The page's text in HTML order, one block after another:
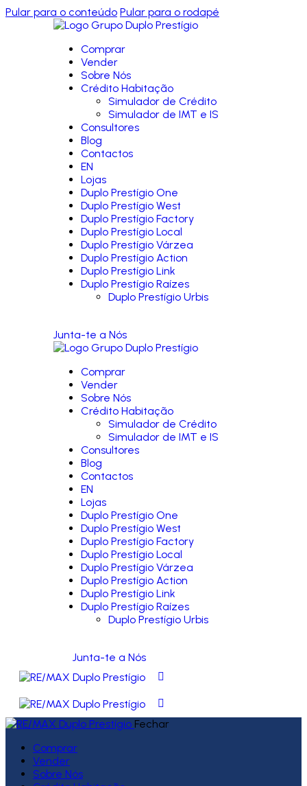
Pular para o conteúdo Pular para o rodapé
Comprar
Vender
Sobre Nós
Crédito Habitação
Simulador de Crédito
Simulador de IMT e IS
Consultores
Blog
Contactos
EN
Lojas
Duplo Prestígio One
Duplo Prestígio West
Duplo Prestígio Factory
Duplo Prestígio Local
Duplo Prestígio Várzea
Duplo Prestígio Action
Duplo Prestígio Link
Duplo Prestígio Raízes
Duplo Prestígio Urbis
Junta-te a Nós
Comprar
Vender
Sobre Nós
Crédito Habitação
Simulador de Crédito
Simulador de IMT e IS
Consultores
Blog
Contactos
EN
Lojas
Duplo Prestígio One
Duplo Prestígio West
Duplo Prestígio Factory
Duplo Prestígio Local
Duplo Prestígio Várzea
Duplo Prestígio Action
Duplo Prestígio Link
Duplo Prestígio Raízes
Duplo Prestígio Urbis
Junta-te a Nós
Fechar
Comprar
Vender
Sobre Nós